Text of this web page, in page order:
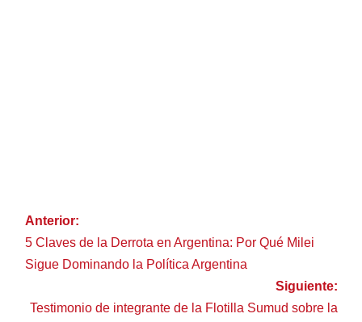
Anterior:
5 Claves de la Derrota en Argentina: Por Qué Milei
Sigue Dominando la Política Argentina
Siguiente:
Testimonio de integrante de la Flotilla Sumud sobre la